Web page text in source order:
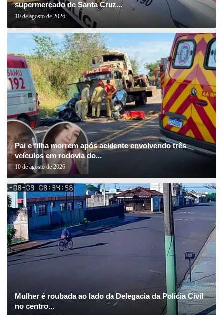
supermercado de Santa Cruz...
10 de agosto de 2026
Pai e filha morrem após acidente envolvendo três
veículos em rodovia do...
10 de agosto de 2026
Mulher é roubada ao lado da Delegacia da Polícia Civil
no centro...